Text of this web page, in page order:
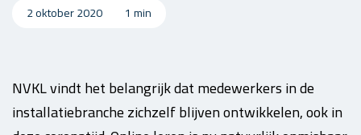
2 oktober 2020 1 min
NVKL vindt het belangrijk dat medewerkers in de
installatiebranche zichzelf blijven ontwikkelen, ook in